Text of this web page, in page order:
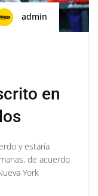
admin
en
y estaría
de acuerdo
York